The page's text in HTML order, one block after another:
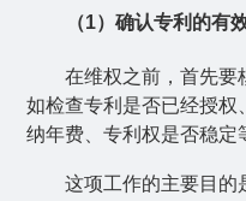
（1）确认专利的有
在维权之前，首先要
如检查专利是否已经授
纳年费、专利权是否稳定
这项工作的主要目的